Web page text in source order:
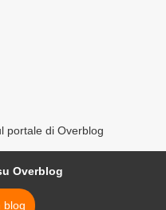
portale di Overblog
Overblog
blog